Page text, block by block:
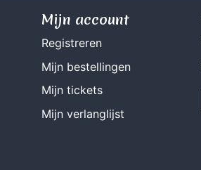
Mijn account
Registreren
Mijn bestellingen
Mijn tickets
Mijn verlanglijst